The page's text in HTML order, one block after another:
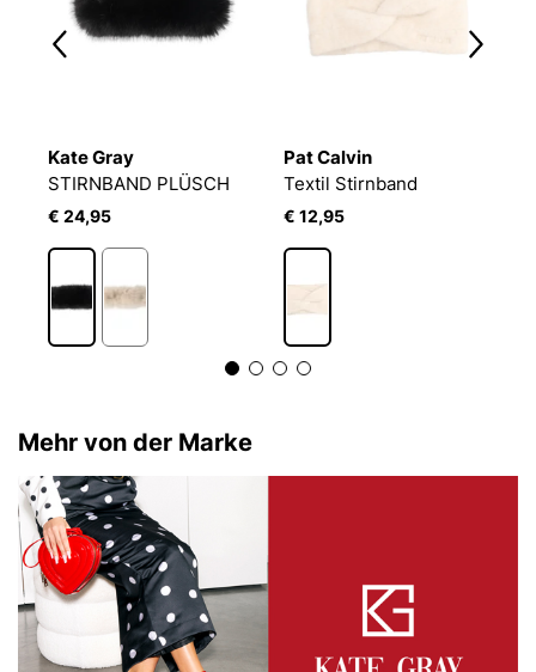
Kate Gray
STIRNBAND PLÜSCH
€ 24,95
Pat Calvin
Textil Stirnband
€ 12,95
Mehr von der Marke